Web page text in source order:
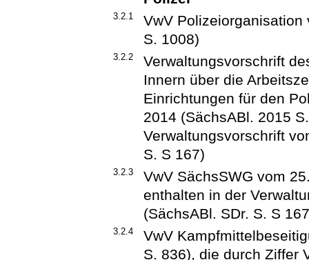
3.2.1
VwV
S. 1008)
3.2.2
Verwaltungsvorschrift
Innern über die
Einrichtungen für den
2014 (SächsABl. 2015
Verwaltungsvorschrift
S. S 167)
3.2.3
VwV SächsSWG vom
enthalten in der
(SächsABl. SDr. S. S
3.2.4
VwV
S. 836), die durch Ziffer